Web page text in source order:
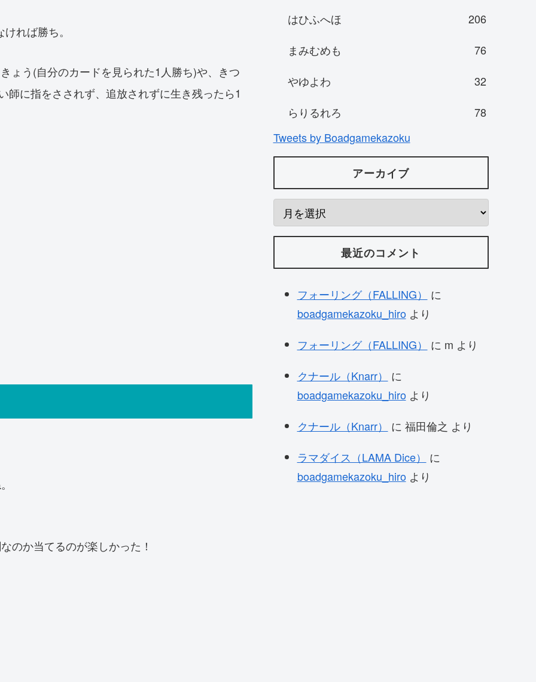
れば勝ち。
ょう(自分のカードを見られた1人勝ち)や、きつ
師に指をさされず、追放されずに生き残ったら1
のか当てるのが楽しかった！
はひふへほ
206
まみむめも
76
やゆよわ
32
らりるれろ
78
Tweets by Boadgamekazoku
アーカイブ
最近のコメント
フォーリング（FALLING）
に
boadgamekazoku_hiroより
フォーリング（FALLING）
に m より
クナール（Knarr）
に
boadgamekazoku_hiroより
クナール（Knarr）
に 福田倫之 より
ラマダイス（LAMA Dice）
に
boadgamekazoku_hiroより